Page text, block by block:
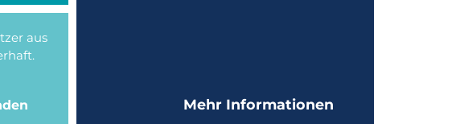
aus
Mehr Informationen